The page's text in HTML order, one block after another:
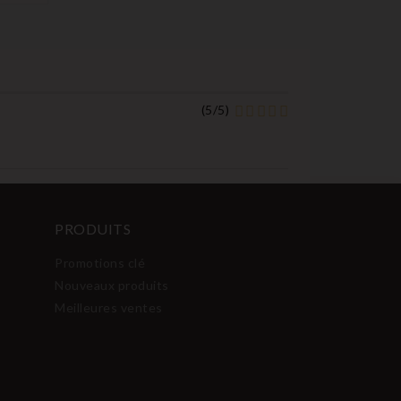
(5/5)
PRODUITS